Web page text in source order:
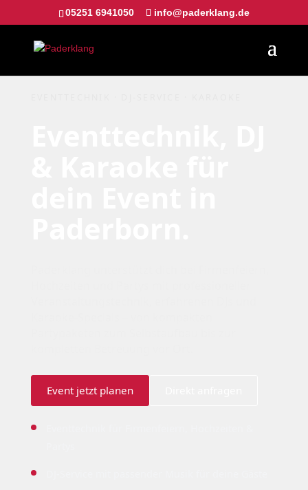
05251 6941050 info@paderklang.de
Event jetzt planen